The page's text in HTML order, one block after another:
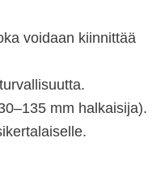
voidaan kiinnittää
mm halkaisija).